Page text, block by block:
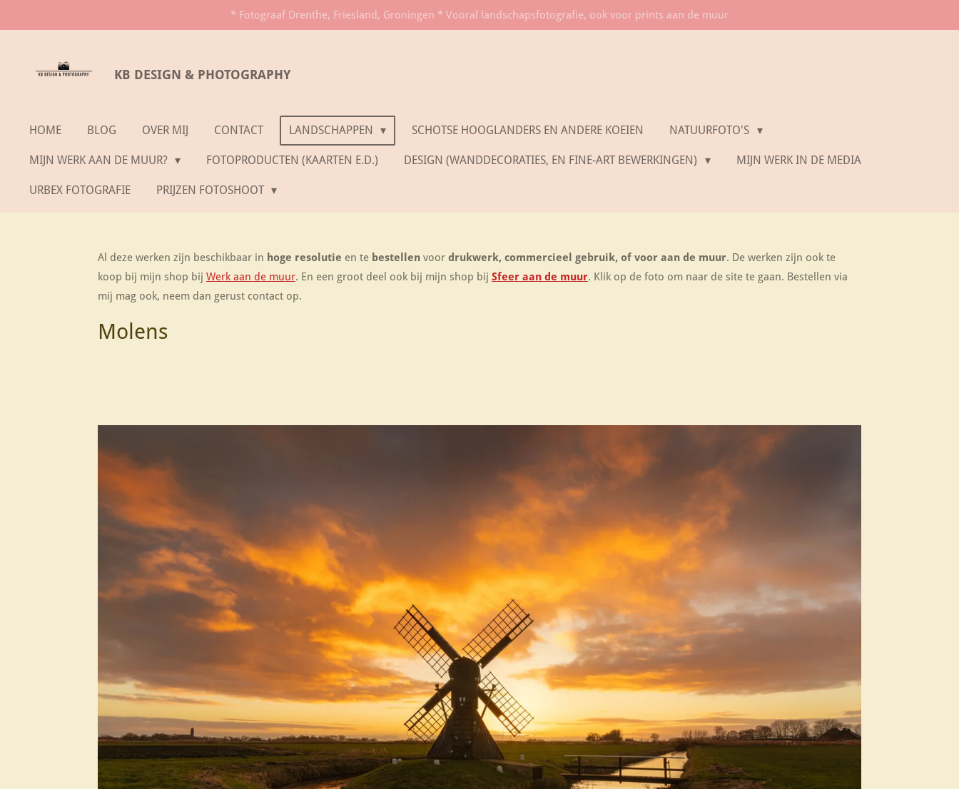
* Fotograaf Drenthe, Friesland, Groningen * Vooral landschapsfotografie, ook voor prints aan de muur
KB DESIGN & PHOTOGRAPHY
HOME BLOG OVER MIJ CONTACT LANDSCHAPPEN SCHOTSE HOOGLANDERS EN ANDERE KOEIEN NATUURFOTO'S
MIJN WERK AAN DE MUUR? FOTOPRODUCTEN (KAARTEN E.D.) DESIGN (WANDDECORATIES, EN FINE-ART BEWERKINGEN) MIJN WERK IN DE MEDIA
URBEX FOTOGRAFIE PRIJZEN FOTOSHOOT
Al deze werken zijn beschikbaar in hoge resolutie en te bestellen voor drukwerk, commercieel gebruik, of voor aan de muur. De werken zijn ook te
koop bij mijn shop bij Werk aan de muur. En een groot deel ook bij mijn shop bij Sfeer aan de muur. Klik op de foto om naar de site te gaan. Bestellen via
mij mag ook, neem dan gerust contact op.
Molens